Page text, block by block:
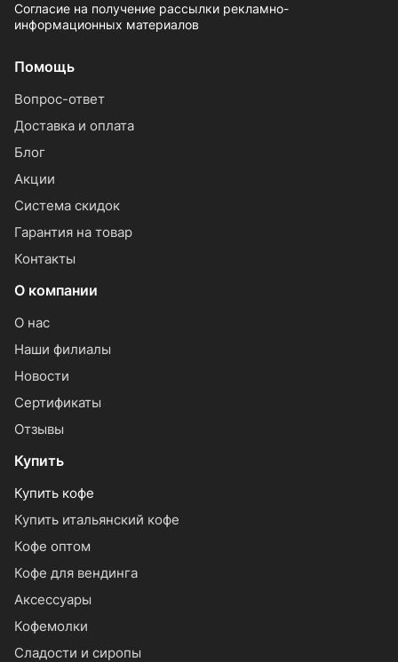
Согласие на получение рассылки рекламно-
информационных материалов
Помощь
Вопрос-ответ
Доставка и оплата
Блог
Акции
Система скидок
Гарантия на товар
Контакты
О компании
О нас
Наши филиалы
Новости
Сертификаты
Отзывы
Купить
Купить кофе
Купить итальянский кофе
Кофе оптом
Кофе для вендинга
Аксессуары
Кофемолки
Сладости и сиропы